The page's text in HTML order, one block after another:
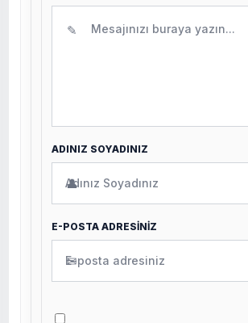
✎
ADINIZ SOYADINIZ
👤
E-POSTA ADRESİNİZ
✉